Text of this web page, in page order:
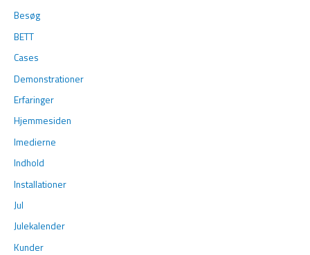
Besøg
BETT
Cases
Demonstrationer
Erfaringer
Hjemmesiden
Imedierne
Indhold
Installationer
Jul
Julekalender
Kunder